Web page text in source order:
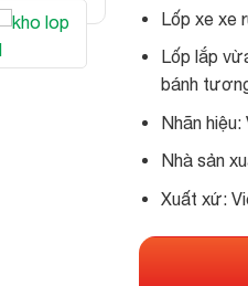
415,000₫.
là:
Lốp xe xe
Lốp lắp
bánh
Nhãn hiệu:
Nhà sản
Xuất xứ: